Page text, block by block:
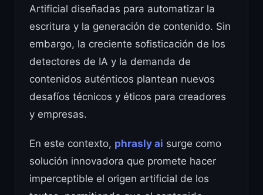
Artificial diseñadas para automatizar la
escritura y la generación de contenido. Sin
embargo, la creciente sofisticación de los
detectores de IA y la demanda de
contenidos auténticos plantean nuevos
desafíos técnicos y éticos para creadores
y empresas.
En este contexto, phrasly ai surge como
solución innovadora que promete hacer
imperceptible el origen artificial de los